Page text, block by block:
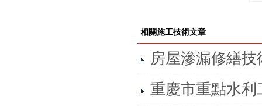
相關施工技術文章
房屋滲漏修繕
重慶市重點水